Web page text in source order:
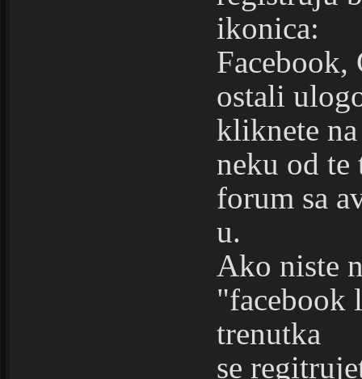
ikonica:
Facebook,
ostali
kliknete na
neku od te
forum sa
u.
Ako niste
"facebook
trenutka
se